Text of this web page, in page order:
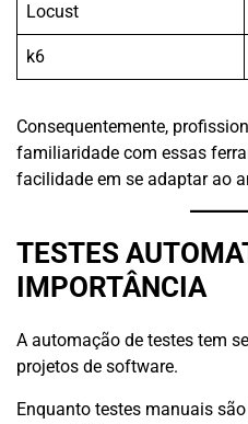
Locust
k6
Consequentemente,
familiaridade com essas
facilidade em se adaptar ao
TESTES
IMPORTÂNCIA
A automação de testes tem
projetos de software.
Enquanto testes manuais